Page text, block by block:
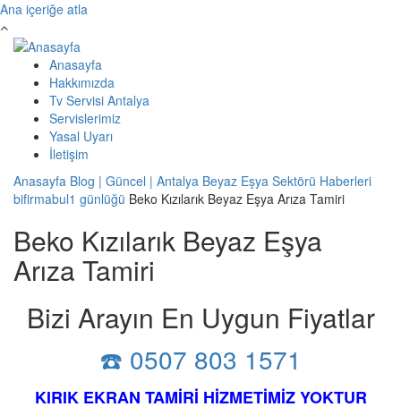
Ana içeriğe atla
Anasayfa
Hakkımızda
Tv Servisi Antalya
Servislerimiz
Yasal Uyarı
İletişim
Anasayfa Blog | Güncel | Antalya Beyaz Eşya Sektörü Haberleri
bifirmabul1 günlüğü Beko Kızılarık Beyaz Eşya Arıza Tamiri
Beko Kızılarık Beyaz Eşya
Arıza Tamiri
Bizi Arayın En Uygun Fiyatlar
☎️ 0507 803 1571
KIRIK EKRAN TAMİRİ HİZMETİMİZ YOKTUR